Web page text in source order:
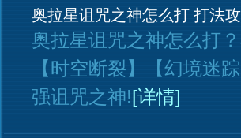
奥拉星诅咒之神怎么打 打法
奥拉星诅咒之神怎么打
【时空断裂】【幻境迷
强诅咒之神![详情]